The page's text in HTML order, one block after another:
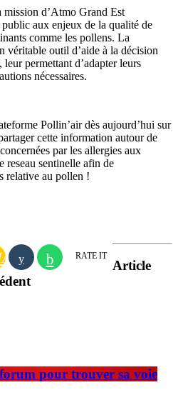
mission d’Atmo Grand Est
aux enjeux de la qualité de
comme les pollens. La
véritable outil d’aide à la décision
permettant d’adapter leurs
nécessaires.
Pollin’air dès aujourd’hui sur
cette information autour de
par les allergies aux
reseau sentinelle afin de
relative au pollen !
RATE IT
Article
pour trouver sa voie